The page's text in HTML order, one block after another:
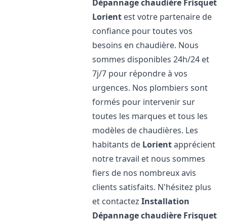
Dépannage chaudière Frisquet
Lorient est votre partenaire de
confiance pour toutes vos
besoins en chaudière. Nous
sommes disponibles 24h/24 et
7j/7 pour répondre à vos
urgences. Nos plombiers sont
formés pour intervenir sur
toutes les marques et tous les
modèles de chaudières. Les
habitants de Lorientapprécient
notre travail et nous sommes
fiers de nos nombreux avis
clients satisfaits. N'hésitez plus
et contactezInstallation
Dépannage chaudière Frisquet